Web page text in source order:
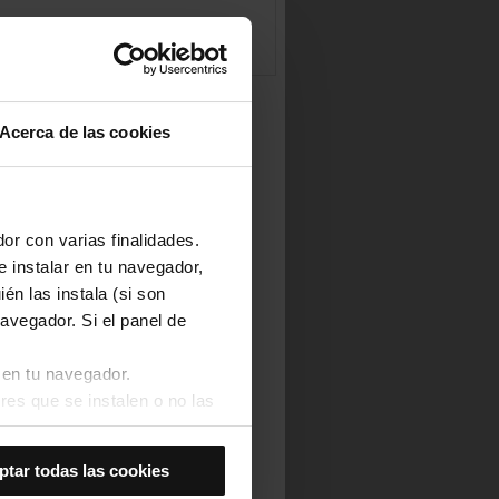
Acerca de las cookies
con varias finalidades.
instalar en tu navegador,
las instala (si son
Si el panel de
tu navegador.
que se instalen o no las
cookies de
todas las cookies